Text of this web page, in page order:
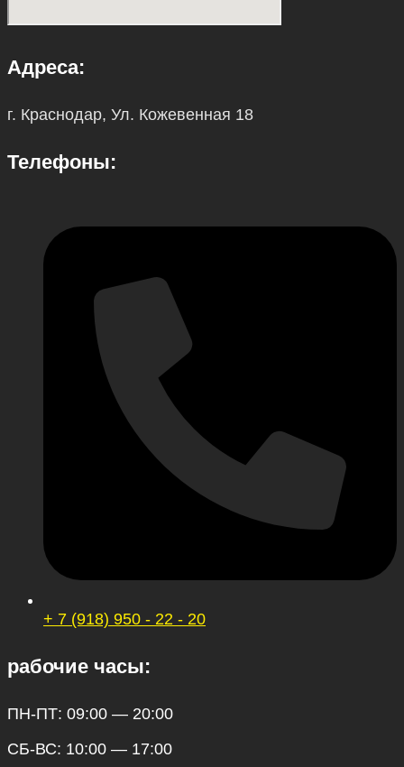
Адреса:
г. Краснодар, Ул. Кожевенная 18
Телефоны:
+ 7 (918) 950 - 22 - 20
рабочие часы:
ПН-ПТ: 09:00 — 20:00
СБ-ВС: 10:00 — 17:00